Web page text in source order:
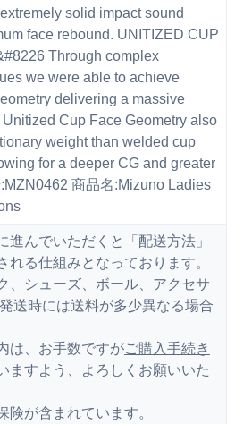
solid impact sound
face rebound. UNITIZED CUP
Through complex
we were able to achieve
delivering a massive
Cup Face Geometry also
weight than welded cup
for a deeper CG and greater
商品名:Mizuno Ladies
進んでいただくと「配送方法」
れる仕組みとなっております。
、シューズ、ボール、アクセサ
送時には送料が多少異なる場合
は、お手数ですがご購入手続き
ますよう、よろしくお願いいた
険が含まれています。